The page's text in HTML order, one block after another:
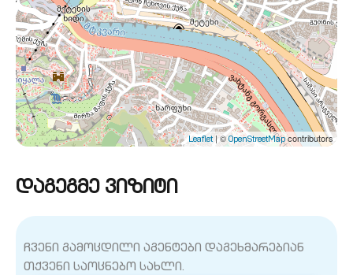
Leaflet| ©OpenStreetMapcontributors
დაგეგმე ვიზიტი
ჩვენი გამოცდილი აგენტები დაგეხმარებიან
თქვენი საოცნებო სახლი.